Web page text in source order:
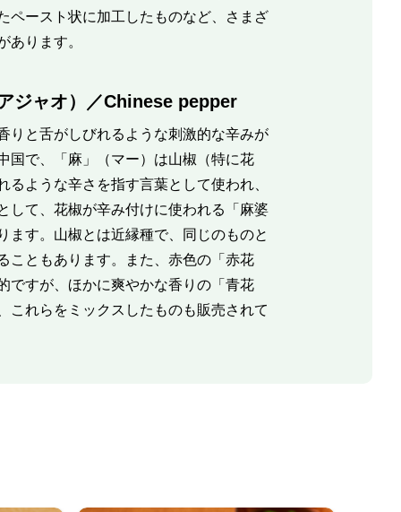
ペースト状に加工したものなど、さまざ
あります。
ジャオ）／Chinese pepper
りと舌がしびれるような刺激的な辛みが
国で、「麻」（マー）は山椒（特に花
るような辛さを指す言葉として使われ、
して、花椒が辛み付けに使われる「麻婆
ます。山椒とは近縁種で、同じのものと
こともあります。また、赤色の「赤花
ですが、ほかに爽やかな香りの「青花
これらをミックスしたものも販売されて